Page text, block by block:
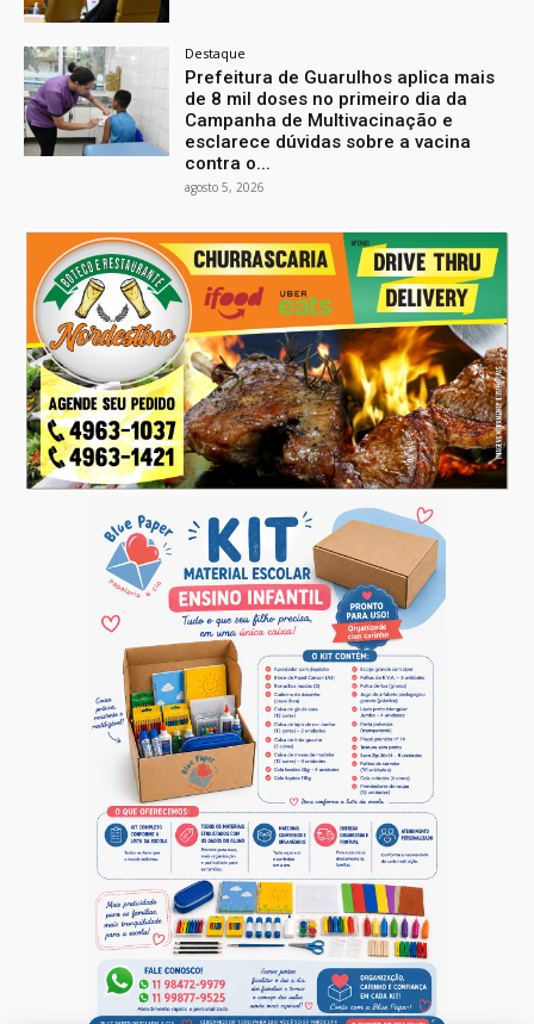
Destaque
Prefeitura de Guarulhos aplica mais
de 8 mil doses no primeiro dia da
Campanha de Multivacinação e
esclarece dúvidas sobre a vacina
contra o...
agosto 5, 2026